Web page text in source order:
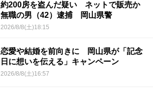
約200房を盗んだ疑い ネットで販売か
無職の男（42）逮捕 岡山県警
2026/8/8(土)18:15
恋愛や結婚を前向きに 岡山県が「記念
日に想いを伝える」キャンペーン
2026/8/8(土)16:57